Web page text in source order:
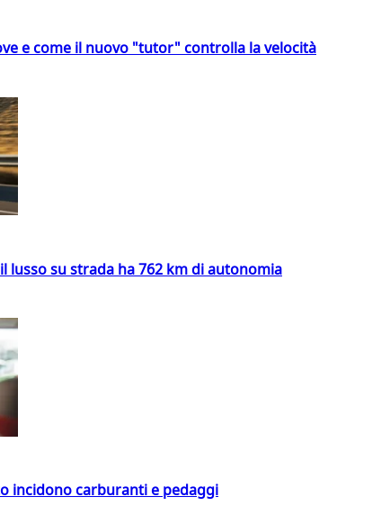
e come il nuovo "tutor" controlla la velocità
lusso su strada ha 762 km di autonomia
incidono carburanti e pedaggi